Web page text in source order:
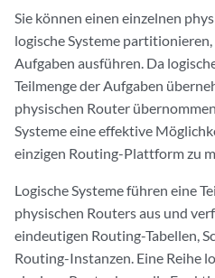
Sie können einen einzelnen
logische Systeme
Aufgaben ausführen. Da
Teilmenge der Aufgaben
physischen Router
Systeme eine effektive
einzigen Routing-Plattform zu
Logische Systeme führen eine
physischen Routers aus und
eindeutigen Routing-Tabellen,
Routing-Instanzen. Eine Reihe